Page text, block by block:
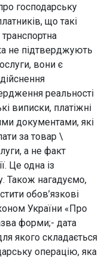
господарську
що такі
не підтверджують
вони є
реальності
виписки, платіжні
документами, які
за товар \
а не факт
Це одна із
Також нагадуємо,
обов’язкові
України «Про
форми;- дата
якого складається
операцію, яка